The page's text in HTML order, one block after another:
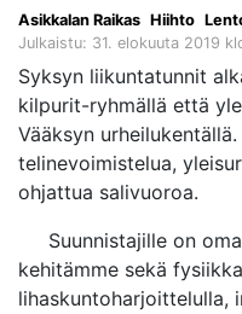
Asikkalan Raikas Hiihto
Julkaistu: 31. elokuuta 2019
Syksyn liikuntatunnit
kilpurit-ryhmällä että
Vääksyn
telinevoimistelua,
ohjattua salivuoroa.
Suunnistajille on oma
kehitämme sekä
lihaskuntoharjoittelulla,